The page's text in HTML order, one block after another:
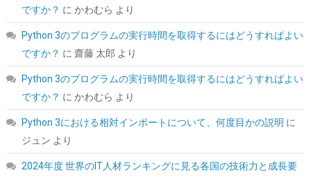
ちら)
NVMe1.3 P34A60シリーズ 5年保証 SP512GBP34A60M28
ですか？ に かわむら より
Python 3のプログラムの実行時間を取得するにはどうすればよい
ですか？ に 齋藤 太郎 より
Python 3のプログラムの実行時間を取得するにはどうすればよい
ですか？ に かわむら より
Python 3における相対インポートについて、何度目かの説明 に
ジュン より
2024年度 世界のIT人材ランキングに見る各国の技術力と成長要